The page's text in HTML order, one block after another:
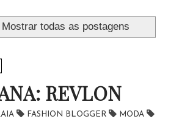
Mostrar todas as postagens
REVLON
FASHION BLOGGER
MODA